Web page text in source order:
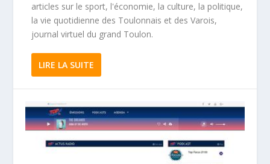
articles sur le sport, l'économie, la culture, la politique,
la vie quotidienne des Toulonnais et des Varois,
journal virtuel du grand Toulon.
LIRE LA SUITE